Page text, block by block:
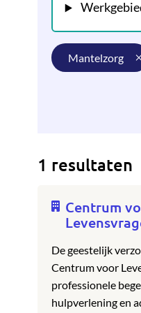
mantelzorg
1 resultaten
Centrum
De geestelijk
Centrum voor
professionele
hulpverlening en